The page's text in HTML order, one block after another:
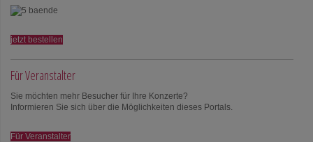
jetzt bestellen
Für Veranstalter
Sie möchten mehr Besucher für Ihre Konzerte?
Informieren Sie sich über die Möglichkeiten dieses Portals.
Für Veranstalter